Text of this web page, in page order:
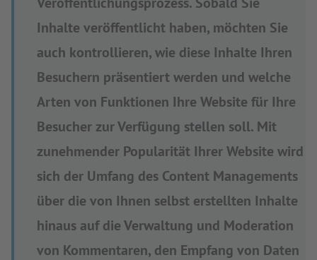
Inhalte veröffentlicht haben, möchten Sie
auch kontrollieren, wie diese Inhalte Ihren
Besuchern präsentiert werden und welche
Arten von Funktionen Ihre Website für Ihre
Besucher zur Verfügung stellen soll. Mit
zunehmender Popularität Ihrer Website wird
sich der Umfang des Content Managements
über die von Ihnen selbst erstellten Inhalte
hinaus auf die Verwaltung und Moderation
von Kommentaren, den Empfang von Daten